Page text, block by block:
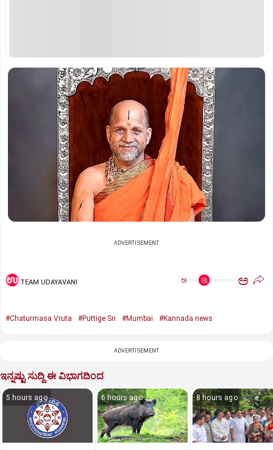
ADVERTISEMENT
TEAM UDAYAVANI ಅ ಅ
#Chaturmasa Vruta #Puttige Sri #Mumbai #Kannada news
ADVERTISEMENT
ಇನ್ನಷ್ಟು ಸುದ್ದಿ ಈ ವಿಭಾಗದಿಂದ
5 hours ago 6 hours ago 8 hours ago